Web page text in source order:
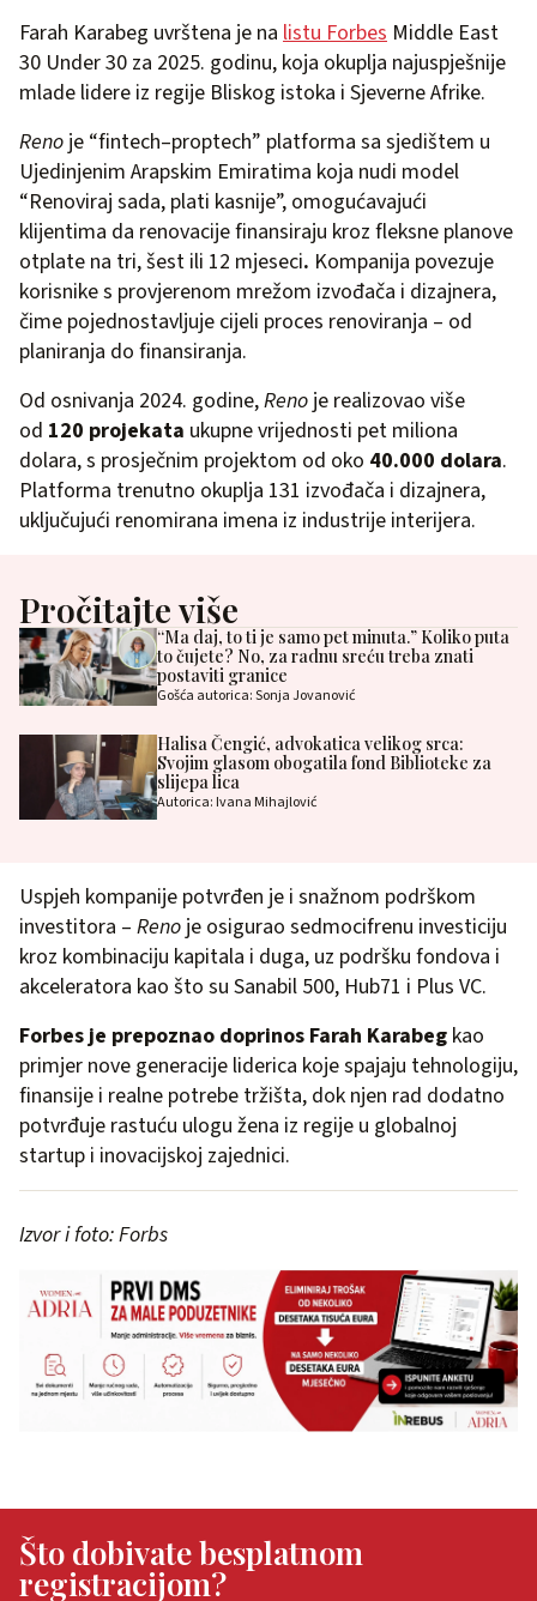
Farah Karabeg uvrštena je na listu Forbes Middle East
30 Under 30 za 2025. godinu, koja okuplja najuspješnije
mlade lidere iz regije Bliskog istoka i Sjeverne Afrike.
Reno je “fintech–proptech” platforma sa sjedištem u
Ujedinjenim Arapskim Emiratima koja nudi model
“Renoviraj sada, plati kasnije”, omogućavajući
klijentima da renovacije finansiraju kroz fleksne planove
otplate na tri, šest ili 12 mjeseci. Kompanija povezuje
korisnike s provjerenom mrežom izvođača i dizajnera,
čime pojednostavljuje cijeli proces renoviranja – od
planiranja do finansiranja.
Od osnivanja 2024. godine,Reno je realizovao više
od 120 projekata ukupne vrijednosti pet miliona
dolara, s prosječnim projektom od oko 40.000 dolara.
Platforma trenutno okuplja 131 izvođača i dizajnera,
uključujući renomirana imena iz industrije interijera.
Pročitajte više
“Ma daj, to ti je samo pet minuta.” Koliko puta
to čujete? No, za radnu sreću treba znati
postaviti granice
Gošća autorica: Sonja Jovanović
Halisa Čengić, advokatica velikog srca:
Svojim glasom obogatila fond Biblioteke za
slijepa lica
Autorica: Ivana Mihajlović
Uspjeh kompanije potvrđen je i snažnom podrškom
investitora – Reno je osigurao sedmocifrenu investiciju
kroz kombinaciju kapitala i duga, uz podršku fondova i
akceleratora kao što su Sanabil 500, Hub71 i Plus VC.
Forbes je prepoznao doprinos Farah Karabeg kao
primjer nove generacije liderica koje spajaju tehnologiju,
finansije i realne potrebe tržišta, dok njen rad dodatno
potvrđuje rastuću ulogu žena iz regije u globalnoj
startup i inovacijskoj zajednici.
Izvor i foto: Forbs
Što dobivate besplatnom
registracijom?